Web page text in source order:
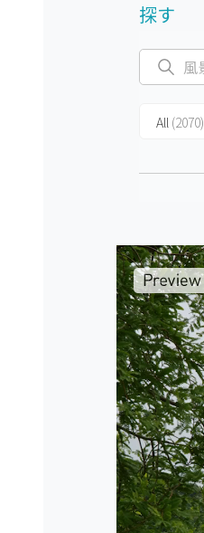
探す
All (2070)